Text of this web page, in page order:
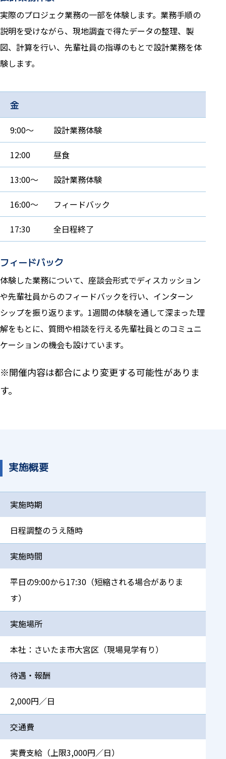
実際のプロジェク業務の一部を体験します。業務手順の
説明を受けながら、現地調査で得たデータの整理、製
図、計算を行い、先輩社員の指導のもとで設計業務を体
験します。
金
9:00～ 設計業務体験
12:00 昼食
13:00～ 設計業務体験
16:00～ フィードバック
17:30 全日程終了
フィードバック
体験した業務について、座談会形式でディスカッション
や先輩社員からのフィードバックを行い、インターン
シップを振り返ります。1週間の体験を通して深まった理
解をもとに、質問や相談を行える先輩社員とのコミュニ
ケーションの機会も設けています。
※開催内容は都合により変更する可能性がありま
す。
実施概要
実施時期
日程調整のうえ随時
実施時間
平日の9:00から17:30（短縮される場合がありま
す）
実施場所
本社：さいたま市大宮区（現場見学有り）
待遇・報酬
2,000円／日
交通費
実費支給（上限3,000円／日）